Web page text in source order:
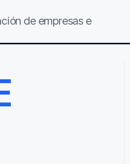
de empresas e